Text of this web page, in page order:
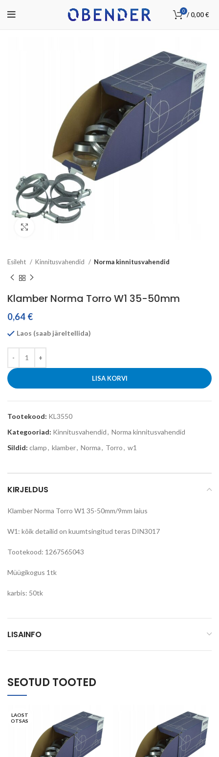
0 / 0,00€
Esileht Kinnitusvahendid Norma kinnitusvahendid
Klamber Norma Torro W1 35-50mm
0,64 €
Laos (saab järeltellida)
LISA KORVI
Tootekood: KL3550
Kategooriad: Kinnitusvahendid, Norma kinnitusvahendid
Sildid: clamp, klamber, Norma, Torro, w1
KIRJELDUS
Klamber Norma Torro W1 35-50mm/9mm laius
W1: kõik detailid on kuumtsingitud teras DIN3017
Tootekood: 1267565043
Müügikogus 1tk
karbis: 50tk
LISAINFO
SEOTUD TOOTED
LAOST
OTSAS